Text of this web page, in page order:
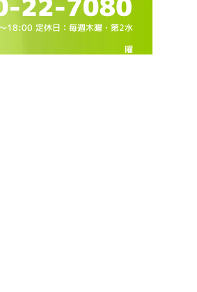
18:00 定休日：毎週木曜・第2水
曜